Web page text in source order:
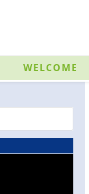
WELCOME